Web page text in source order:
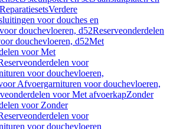
ReparatiesetsVerdere
voor douches en
douchevloeren, d52Reserveonderdelen
douchevloeren, d52Met
voor Met
voor
voor douchevloeren,
Afvoergarnituren voor douchevloeren,
voor Met afvoerkapZonder
voor Zonder
voor
voor douchevloeren